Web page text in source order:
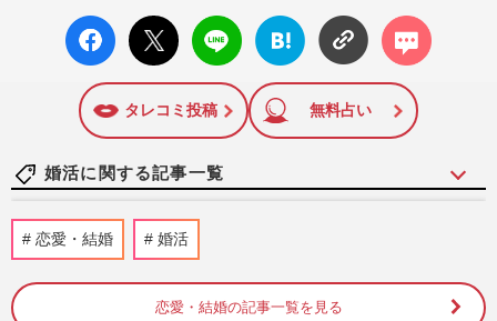
facebo
ok い
X ポス
ト
LINE
はてな
ブック
に追加
コメン
ト
タレコミ投稿 無料占い
婚活に関する記事一覧
《リアル実体験レポ》親が直面した『代理
婚活』の衝撃リアルレポ「スタートライン
週刊女性2026年6月9日・16日号 2026/6/6
恋愛・結婚 婚活
恋愛・結婚の記事一覧を見る